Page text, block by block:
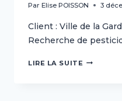
Par Elise POISSON 3
Client : Ville de la
Recherche de
LIRE LA SUITE VILLE